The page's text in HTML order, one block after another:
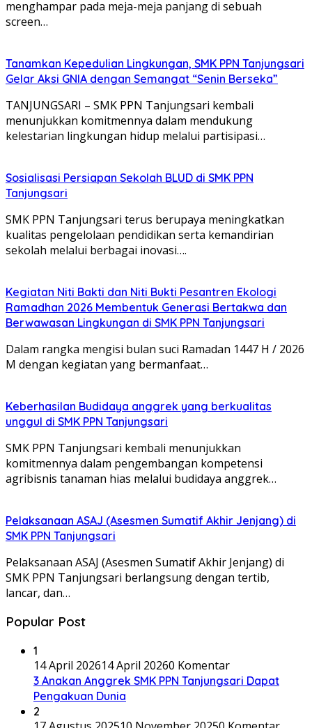
menghampar pada meja-meja panjang di sebuah
screen…
Tanamkan Kepedulian Lingkungan, SMK PPN Tanjungsari
Gelar Aksi GNIA dengan Semangat “Senin Berseka”
TANJUNGSARI – SMK PPN Tanjungsari kembali
menunjukkan komitmennya dalam mendukung
kelestarian lingkungan hidup melalui partisipasi…
Sosialisasi Persiapan Sekolah BLUD di SMK PPN
Tanjungsari
SMK PPN Tanjungsari terus berupaya meningkatkan
kualitas pengelolaan pendidikan serta kemandirian
sekolah melalui berbagai inovasi….
Kegiatan Niti Bakti dan Niti Bukti Pesantren Ekologi
Ramadhan 2026 Membentuk Generasi Bertakwa dan
Berwawasan Lingkungan di SMK PPN Tanjungsari
Dalam rangka mengisi bulan suci Ramadan 1447 H / 2026
M dengan kegiatan yang bermanfaat…
Keberhasilan Budidaya anggrek yang berkualitas
unggul di SMK PPN Tanjungsari
SMK PPN Tanjungsari kembali menunjukkan
komitmennya dalam pengembangan kompetensi
agribisnis tanaman hias melalui budidaya anggrek…
Pelaksanaan ASAJ (Asesmen Sumatif Akhir Jenjang) di
SMK PPN Tanjungsari
Pelaksanaan ASAJ (Asesmen Sumatif Akhir Jenjang) di
SMK PPN Tanjungsari berlangsung dengan tertib,
lancar, dan…
Popular Post
1
14 April 202614 April 20260 Komentar
3 Anakan Anggrek SMK PPN Tanjungsari Dapat
Pengakuan Dunia
2